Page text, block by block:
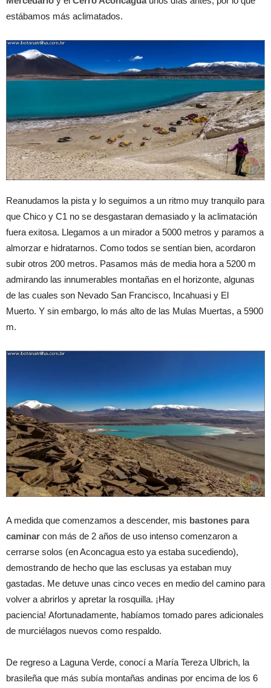
estábamos más aclimatados.
Reanudamos la pista y lo seguimos a un ritmo muy tranquilo para
que Chico y C1 no se desgastaran demasiado y la aclimatación
fuera exitosa. Llegamos a un mirador a 5000 metros y paramos a
almorzar e hidratarnos. Como todos se sentían bien, acordaron
subir otros 200 metros. Pasamos más de media hora a 5200 m
admirando las innumerables montañas en el horizonte, algunas
de las cuales son Nevado San Francisco, Incahuasi y El
Muerto. Y sin embargo, lo más alto de las Mulas Muertas, a 5900
m.
A medida que comenzamos a descender, mis bastones para
caminar con más de 2 años de uso intenso comenzaron a
cerrarse solos (en Aconcagua esto ya estaba sucediendo),
demostrando de hecho que las esclusas ya estaban muy
gastadas. Me detuve unas cinco veces en medio del camino para
volver a abrirlos y apretar la rosquilla. ¡Hay
paciencia! Afortunadamente, habíamos tomado pares adicionales
de murciélagos nuevos como respaldo.
De regreso a Laguna Verde, conocí a María Tereza Ulbrich, la
brasileña que más subía montañas andinas por encima de los 6